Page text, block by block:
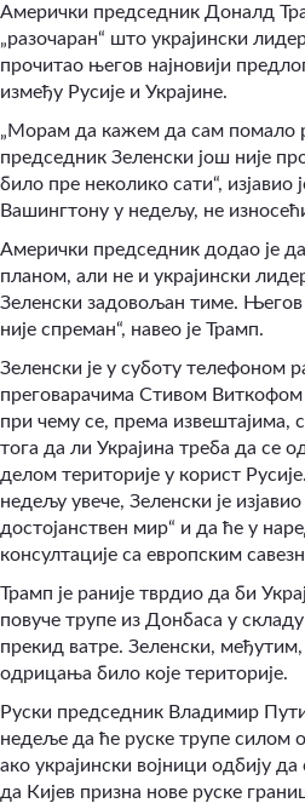
Амерички председник Доналд
„разочаран“ што украјински
прочитао његов најновији
између Русије и Украјине.
„Морам да кажем да сам помало
председник Зеленски још није
било пре неколико сати“, изјавио
Вашингтону у недељу, не
Амерички председник додао је да
планом, али не и украјински
Зеленски задовољан тиме.
није спреман“, навео је Трамп.
Зеленски је у суботу телефоном
преговарачима Стивом
при чему се, према извештајима,
тога да ли Украјина треба да се
делом територије у корист
недељу увече, Зеленски је
достојанствен мир“ и да ће у
консултације са европским
Трамп је раније тврдио да би
повуче трупе из Донбаса у
прекид ватре. Зеленски,
одрицања било које територије.
Руски председник Владимир
недеље да ће руске трупе силом
ако украјински војници одбију
да Кијев призна нове руске